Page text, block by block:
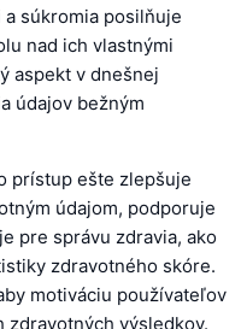
a súkromia posilňuje
nad ich vlastnými
aspekt v dnešnej
údajov bežným
prístup ešte zlepšuje
údajom, podporuje
pre správu zdravia, ako
zdravotného skóre.
motiváciu používateľov
zdravotných výsledkov.